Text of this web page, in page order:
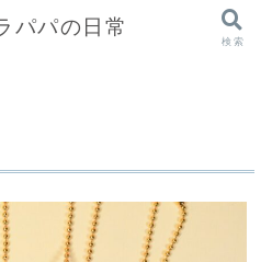
パパの日常
検索